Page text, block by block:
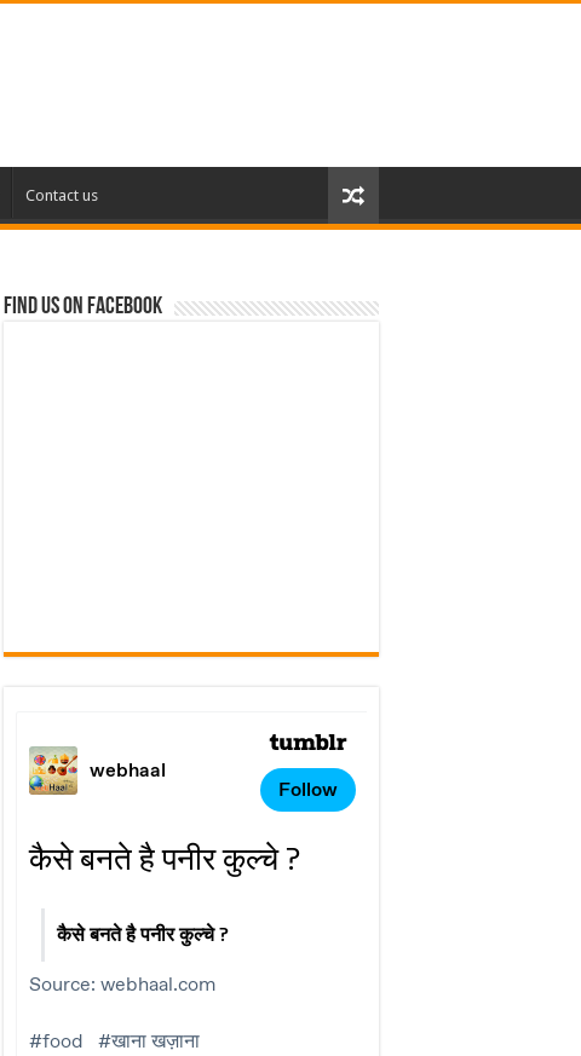
Contact us
Find us on Facebook